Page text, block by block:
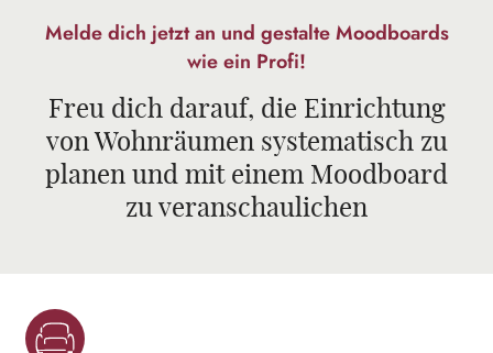
Melde dich jetzt an und gestalte Moodboards
wie ein Profi!
Freu dich darauf, die Einrichtung
von Wohnräumen systematisch zu
planen und mit einem Moodboard
zu veranschaulichen